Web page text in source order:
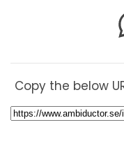
Copy the below